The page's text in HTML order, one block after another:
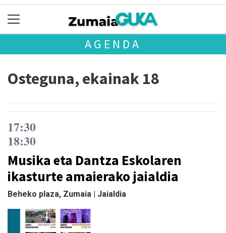
AGENDA
Osteguna, ekainak 18
17:30
18:30
Musika eta Dantza Eskolaren
ikasturte amaierako jaialdia
Beheko plaza, Zumaia | Jaialdia